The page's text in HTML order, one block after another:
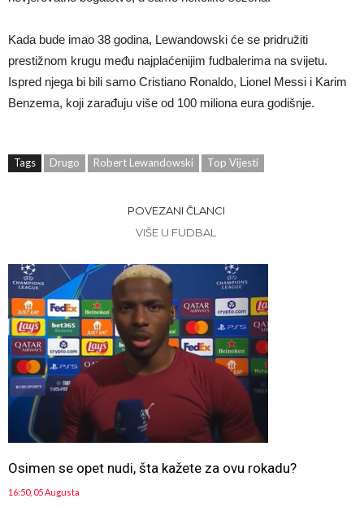
Kada bude imao 38 godina, Lewandowski će se pridružiti
prestižnom krugu među najplaćenijim fudbalerima na svijetu.
Ispred njega bi bili samo Cristiano Ronaldo, Lionel Messi i Karim
Benzema, koji zarađuju više od 100 miliona eura godišnje.
Tags Drugo Robert Lewandowski Top Vijesti
POVEZANI ČLANCI
VIŠE U FUDBAL
Osimen se opet nudi, šta kažete za ovu rokadu?
16:50, 05 Augusta